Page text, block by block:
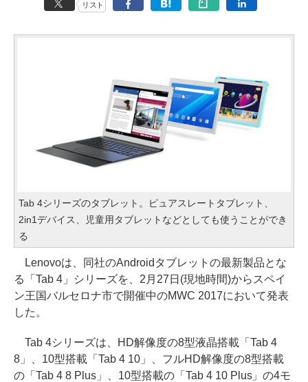
リスト
Tab 4シリーズのタブレット。ピュアスレートタブレット、
2in1デバイス、児童用タブレットなどとしても使うことができ
る
Lenovoは、同社のAndroidタブレットの最新製品とな
る「Tab 4」シリーズを、2月27日(現地時間)からスペイ
ン王国バルセロナ市で開催中のMWC 2017において発表
した。
Tab 4シリーズは、HD解像度の8型液晶搭載「Tab 4
8」、10型搭載「Tab 4 10」、フルHD解像度の8型搭載
の「Tab 4 8 Plus」、10型搭載の「Tab 4 10 Plus」の4モ